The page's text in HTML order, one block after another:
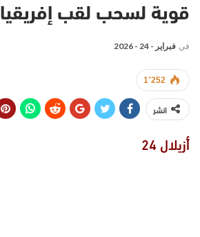
قوية لسحب لقب إفريقيا
في فبراير - 24 - 2026
1٬252
انشر
أزيلال 24